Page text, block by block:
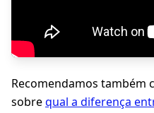
Recomendamos também
sobrequal a diferença